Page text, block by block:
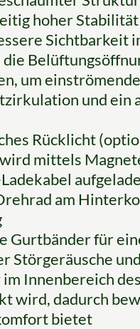
hoher Stabilität
Sichtbarkeit
um
und ein
Rücklicht
mittels
am
Gurtbänder für
Störgeräusche
Innenbereich
wird, dadurch
bietet